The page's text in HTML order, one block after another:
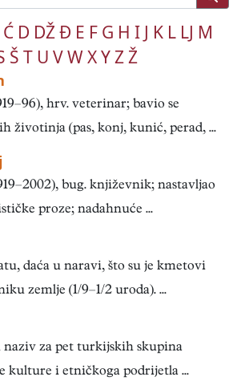
Ć D DŽĐ E F G H I J K L LJ M
Š T U VWXYZŽ
hrv. veterinar; bavio se
životinja (pas, konj, kunić, perad, ...
bug. književnik; nastavljao
proze; nadahnuće ...
daća u naravi, što su je kmetovi
zemlje (1/9–1/2 uroda). ...
naziv za pet turkijskih skupina
kulture i etničkoga podrijetla ...